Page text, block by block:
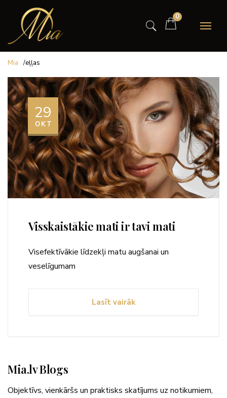
0
Mia /eļļas
29
OKT
Visskaistākie mati ir tavi mati
Visefektīvākie līdzekļi matu augšanai un
veselīgumam
Lasīt vairāk
Mia.lv Blogs
Objektīvs, vienkāršs un praktisks skatījums uz notikumiem,